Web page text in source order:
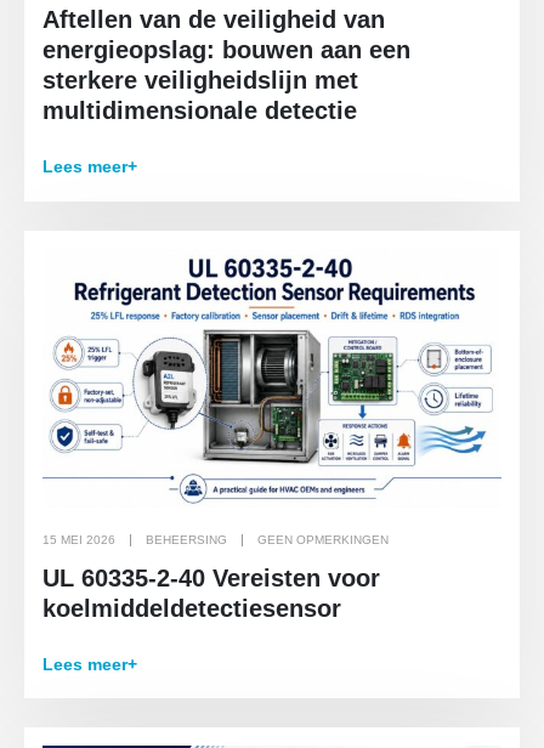
Aftellen van de veiligheid van
energieopslag: bouwen aan een
sterkere veiligheidslijn met
multidimensionale detectie
Lees meer+
15 MEI 2026 BEHEERSING GEEN OPMERKINGEN
UL 60335-2-40 Vereisten voor
koelmiddeldetectiesensor
Lees meer+